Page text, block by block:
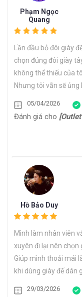
Phạm Ngọc
Quang
Lần đầu bỏ đôi giày
chọn đúng đôi giày
không thể thiếu của
Nhưng tôi vẫn sẽ ủng
05/04/2026
Đánh giá cho [Outlet size
Hồ Bảo Duy
Mình làm nhân viên
xuyên đi lại nên chọn
Giúp mình thoải mái
khi dùng giày đế dán
29/03/2026